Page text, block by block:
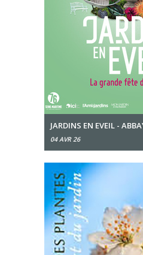
JARDINS EN EVEIL -
04 AVR 26